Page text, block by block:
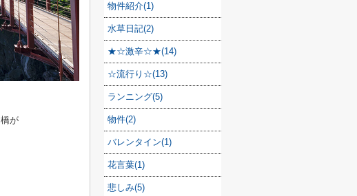
が
物件紹介(1)
水草日記(2)
★☆激辛☆★(14)
☆流行り☆(13)
ランニング(5)
物件(2)
バレンタイン(1)
花言葉(1)
悲しみ(5)